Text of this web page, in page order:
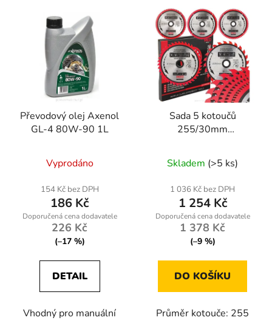
Převodový olej Axenol
GL-4 80W-90 1L
Vyprodáno
154 Kč bez DPH
186 Kč
226 Kč
(–17 %)
DETAIL
Vhodný pro manuální
Sada 5 kotoučů
255/30mm
Skladem (>5 ks)
1 036 Kč bez DPH
1 254 Kč
1 378 Kč
(–9 %)
DO KOŠÍKU
Průměr kotouče: 255